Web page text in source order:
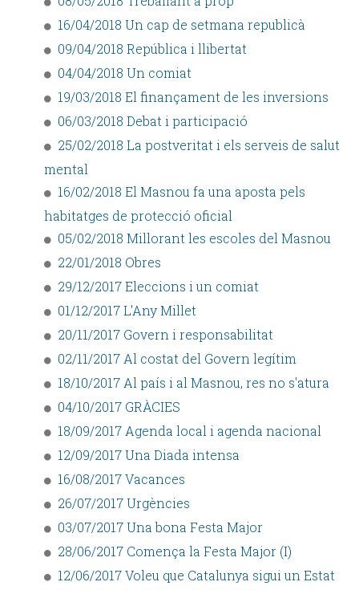
16/04/2018 Un cap de setmana republicà
09/04/2018 República i llibertat
04/04/2018 Un comiat
19/03/2018 El finançament de les inversions
06/03/2018 Debat i participació
25/02/2018 La postveritat i els serveis de salut
mental
16/02/2018 El Masnou fa una aposta pels
habitatges de protecció oficial
05/02/2018 Millorant les escoles del Masnou
22/01/2018 Obres
29/12/2017 Eleccions i un comiat
01/12/2017 L'Any Millet
20/11/2017 Govern i responsabilitat
02/11/2017 Al costat del Govern legítim
18/10/2017 Al país i al Masnou, res no s'atura
04/10/2017 GRÀCIES
18/09/2017 Agenda local i agenda nacional
12/09/2017 Una Diada intensa
16/08/2017 Vacances
26/07/2017 Urgències
03/07/2017 Una bona Festa Major
28/06/2017 Comença la Festa Major (I)
12/06/2017 Voleu que Catalunya sigui un Estat